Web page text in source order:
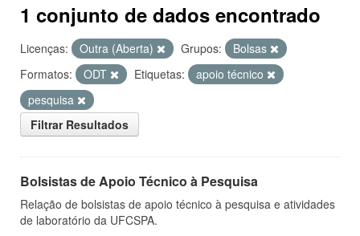
1 conjunto de dados encontrado
Licenças: Outra (Aberta) Grupos:
Bolsas
Formatos:
ODT Etiquetas:
apoio técnico
pesquisa
Filtrar Resultados
Bolsistas de Apoio Técnico à Pesquisa
Relação de bolsistas de apoio técnico à pesquisa e atividades
de laboratório da UFCSPA.